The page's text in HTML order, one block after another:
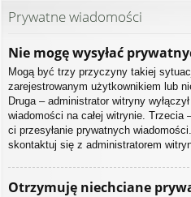
Prywatne wiadomości
Nie mogę wysyłać
Mogą być trzy przyczyny takiej
zarejestrowanym użytkownikiem lub
Druga – administrator witryny
wiadomości na całej witrynie. Trzecia
ci przesyłanie prywatnych
skontaktuj się z administratorem
Otrzymuję niechciane